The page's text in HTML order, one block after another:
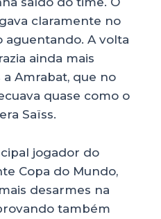
claramente no
aguentando. A volta
ainda mais
Amrabat, que no
quase como o
Saïss.
jogador do
Copa do Mundo,
desarmes na
também